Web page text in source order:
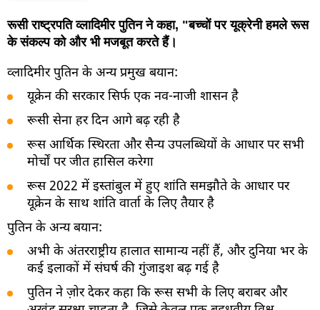
रूसी राष्ट्रपति व्लादिमीर पुतिन ने कहा, "बच्चों पर यूक्रेनी हमले रूस
के संकल्प को और भी मजबूत करते हैं।
व्लादिमीर पुतिन के अन्य प्रमुख बयान:
यूक्रेन की सरकार सिर्फ एक नव-नाजी शासन है
रूसी सेना हर दिन आगे बढ़ रही है
रूस आर्थिक स्थिरता और सैन्य उपलब्धियों के आधार पर सभी
मोर्चों पर जीत हासिल करेगा
रूस 2022 में इस्तांबुल में हुए शांति समझौते के आधार पर
यूक्रेन के साथ शांति वार्ता के लिए तैयार है
पुतिन के अन्य बयान:
अभी के अंतरराष्ट्रीय हालात सामान्य नहीं हैं, और दुनिया भर के
कई इलाकों में संघर्ष की गुंजाइश बढ़ गई है
पुतिन ने ज़ोर देकर कहा कि रूस सभी के लिए बराबर और